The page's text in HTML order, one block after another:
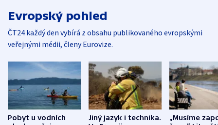
Evropský pohled
ČT24 každý den vybírá z obsahu publikovaného evropskými
veřejnými médii, členy Eurovize.
Pobyt u vodních
Jiný jazyk i technika.
„Musíme